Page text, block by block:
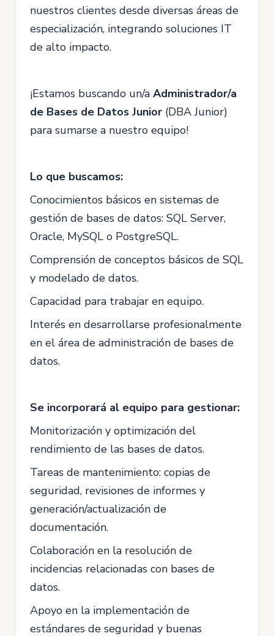
nuestros clientes desde diversas áreas de
especialización, integrando soluciones IT
de alto impacto.
¡Estamos buscando un/a Administrador/a
de Bases de Datos Junior (DBA Junior)
para sumarse a nuestro equipo!
Lo que buscamos:
Conocimientos básicos en sistemas de
gestión de bases de datos: SQL Server,
Oracle, MySQL o PostgreSQL.
Comprensión de conceptos básicos de SQL
y modelado de datos.
Capacidad para trabajar en equipo.
Interés en desarrollarse profesionalmente
en el área de administración de bases de
datos.
Se incorporará al equipo para gestionar:
Monitorización y optimización del
rendimiento de las bases de datos.
Tareas de mantenimiento: copias de
seguridad, revisiones de informes y
generación/actualización de
documentación.
Colaboración en la resolución de
incidencias relacionadas con bases de
datos.
Apoyo en la implementación de
estándares de seguridad y buenas